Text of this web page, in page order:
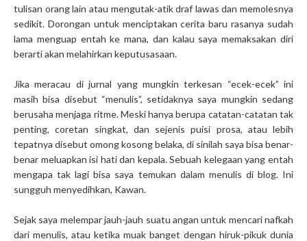
tulisan orang lain atau mengutak-atik draf lawas dan memolesnya
sedikit. Dorongan untuk menciptakan cerita baru rasanya sudah
lama menguap entah ke mana, dan kalau saya memaksakan diri
berarti akan melahirkan keputusasaan.
Jika meracau di jurnal yang mungkin terkesan “ecek-ecek” ini
masih bisa disebut “menulis”, setidaknya saya mungkin sedang
berusaha menjaga ritme. Meski hanya berupa catatan-catatan tak
penting, coretan singkat, dan sejenis puisi prosa, atau lebih
tepatnya disebut omong kosong belaka, di sinilah saya bisa benar-
benar meluapkan isi hati dan kepala. Sebuah kelegaan yang entah
mengapa tak lagi bisa saya temukan dalam menulis di blog. Ini
sungguh menyedihkan, Kawan.
Sejak saya melempar jauh-jauh suatu angan untuk mencari nafkah
dari menulis, atau ketika muak banget dengan hiruk-pikuk dunia